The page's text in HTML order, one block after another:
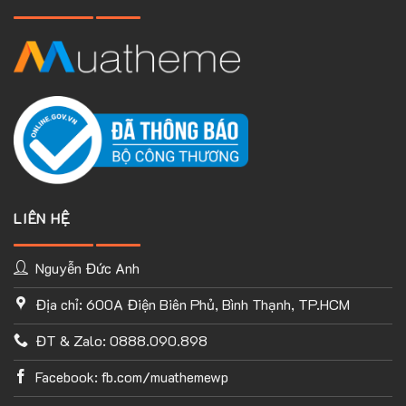
TÙY CHỈNH WEBSITE THEO PHONG CÁCH CỦA BẠN
Với thư viện ứng dụng khổng lồ và UX Builder, bạn có thể tự
tay thiết kế website của mình tùy ý mà không cần đến khả
năng coding. Chỉ cần hình dung ra ý tưởng của mình và
LIÊN HỆ
Nguyễn Đức Anh
Địa chỉ: 600A Điện Biên Phủ, Bình Thạnh, TP.HCM
ĐT & Zalo: 0888.090.898
Facebook: fb.com/muathemewp